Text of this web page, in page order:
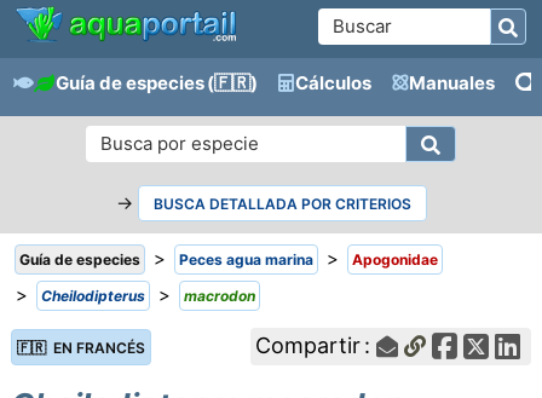
Guía de especies(🇫🇷) Cálculos Manuales
→ BUSCA DETALLADA POR CRITERIOS
Guía de especies > Peces agua marina > Apogonidae
> Cheilodipterus > macrodon
🇫🇷 EN FRANCÉS Compartir :